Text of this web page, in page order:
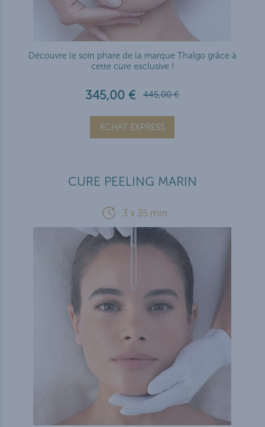
Découvre le soin phare de la marque Thalgo grâce à
cette cure exclusive !
345,00 € 445,00 €
ACHAT EXPRESS
CURE PEELING MARIN
3 x 35 min